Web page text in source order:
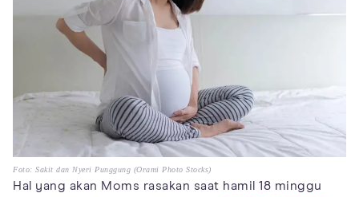
Foto: Sakit dan Nyeri Punggung (Orami Photo Stocks)
Hal yang akan Moms rasakan saat hamil 18 minggu